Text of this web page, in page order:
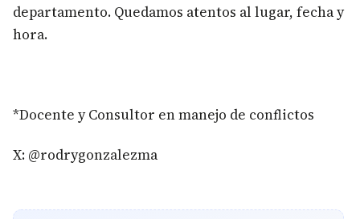
departamento. Quedamos atentos al lugar, fecha y
hora.
*Docente y Consultor en manejo de conflictos
X: @rodrygonzalezma